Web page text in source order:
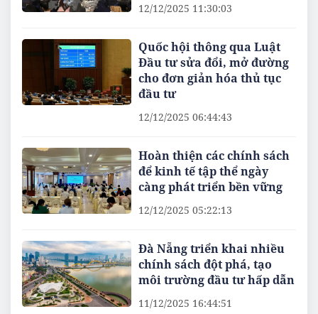
12/12/2025 11:30:03
Quốc hội thông qua Luật
Đầu tư sửa đổi, mở đường
cho đơn giản hóa thủ tục
đầu tư
12/12/2025 06:44:43
Hoàn thiện các chính sách
để kinh tế tập thể ngày
càng phát triển bền vững
12/12/2025 05:22:13
Đà Nẵng triển khai nhiều
chính sách đột phá, tạo
môi trường đầu tư hấp dẫn
11/12/2025 16:44:51